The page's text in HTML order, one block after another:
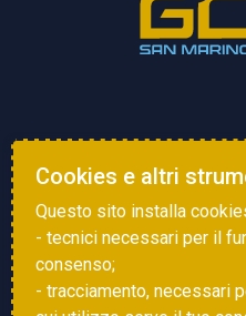
Cookies e altri
Questo sito installa
- tecnici necessari per il
consenso;
- tracciamento, necessari